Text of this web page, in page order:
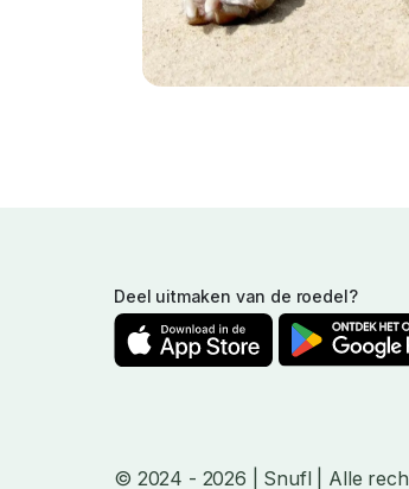
Deel uitmaken van de roedel?
© 2024 - 2026 | Snufl | Alle